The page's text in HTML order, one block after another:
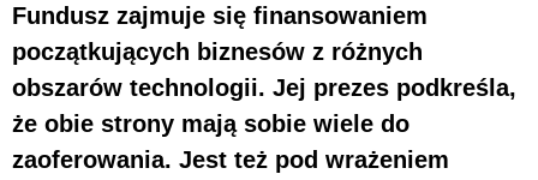
Fundusz zajmuje się finansowaniem
początkujących biznesów z różnych
obszarów technologii. Jej prezes podkreśla,
że obie strony mają sobie wiele do
zaoferowania. Jest też pod wrażeniem